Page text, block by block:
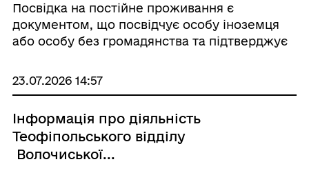
Посвідка на постійне проживання є
документом, що посвідчує особу іноземця
або особу без громадянства та підтверджує
23.07.2026 14:57
Інформація про діяльність
Теофіпольського відділу
Волочиської...